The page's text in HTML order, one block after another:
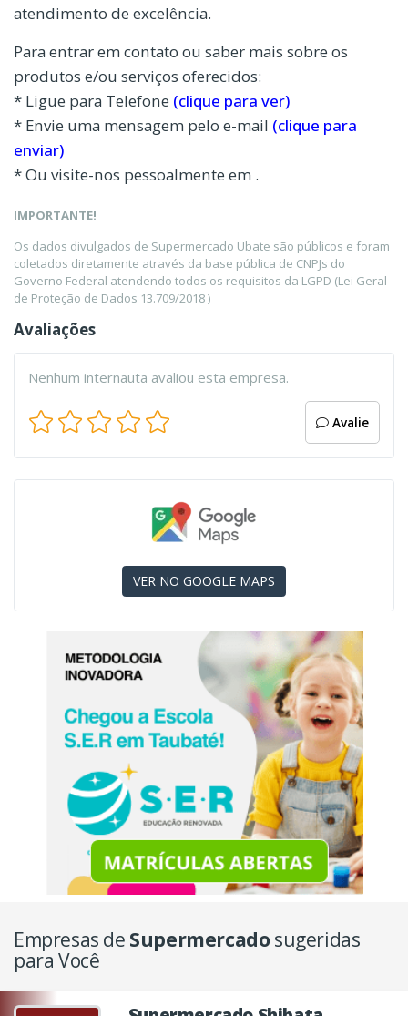
atendimento de excelência.
Para entrar em contato ou saber mais sobre os
produtos e/ou serviços oferecidos:
* Ligue para Telefone (clique para ver)
* Envie uma mensagem pelo e-mail (clique para
enviar)
* Ou visite-nos pessoalmente em .
IMPORTANTE!
Os dados divulgados de Supermercado Ubate são públicos e foram
coletados diretamente através da base pública de CNPJs do
Governo Federal atendendo todos os requisitos da LGPD (Lei Geral
de Proteção de Dados 13.709/2018 )
Avaliações
Nenhum internauta avaliou esta empresa.
Avalie
VER NO GOOGLE MAPS
Empresas de Supermercadosugeridas
para Você